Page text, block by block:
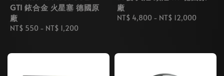
GTI 銥合金 火星塞 德國原
廠
Regular
NT$ 550 - NT$ 1,200
廠
Regular
NT$ 4,800 - NT$ 12,000